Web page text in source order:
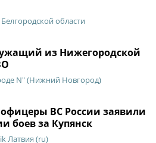
области
из Нижегородской
N" (Нижний Новгород)
ВС России заявили
боев за Купянск
Латвия (ru)